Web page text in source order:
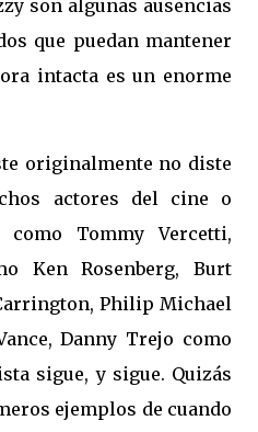
son algunas ausencias
que puedan mantener
intacta es un enorme
originalmente no diste
actores del cine o
Tommy Vercetti,
Ken Rosenberg, Burt
Philip Michael
Danny Trejo como
sigue, y sigue. Quizás
ejemplos de cuando